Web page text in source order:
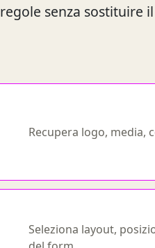
senza sostituire
Recupera logo, media,
Seleziona layout,